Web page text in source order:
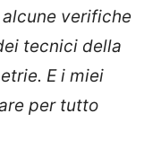
verifiche
tecnici della
E i miei
per tutto